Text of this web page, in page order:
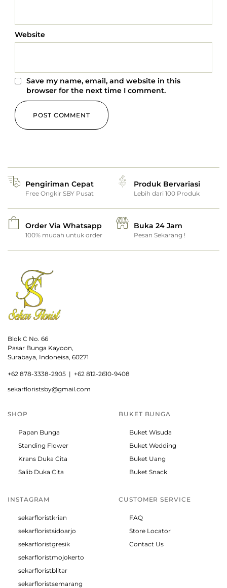
Website
Save my name, email, and website in this
browser for the next time I comment.
Pengiriman Cepat
Free Ongkir SBY Pusat
Produk Bervariasi
Lebih dari 100 Produk
Order Via Whatsapp
100% mudah untuk order
Buka 24 Jam
Pesan Sekarang !
Blok C No. 66
Pasar Bunga Kayoon,
Surabaya, Indoneisa, 60271
+62 878-3338-2905 | +62 812-2610-9408
sekarfloristsby@gmail.com
SHOP
Papan Bunga
Standing Flower
Krans Duka Cita
Salib Duka Cita
BUKET BUNGA
Buket Wisuda
Buket Wedding
Buket Uang
Buket Snack
INSTAGRAM
sekarfloristkrian
sekarfloristsidoarjo
sekarfloristgresik
sekarfloristmojokerto
sekarfloristblitar
sekarfloristsemarang
CUSTOMER SERVICE
FAQ
Store Locator
Contact Us